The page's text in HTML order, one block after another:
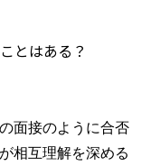
Q.NTTデータのカジュアル面談で落ちる人の特徴はありますか？
を中心とし
本ポジショ
とはある？
面接のように合否
相互理解を深める